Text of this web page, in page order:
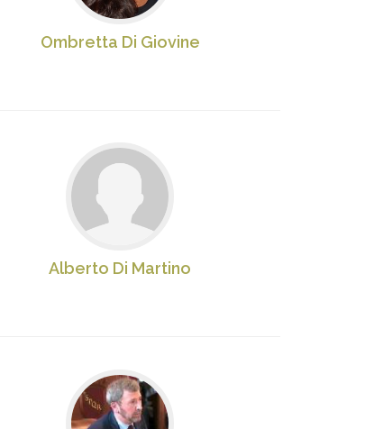
Ombretta Di Giovine
Alberto Di Martino